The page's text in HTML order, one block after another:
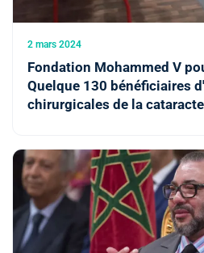
2 mars 2024
Fondation Mohammed V
Quelque 130 bénéficiaires
chirurgicales de la